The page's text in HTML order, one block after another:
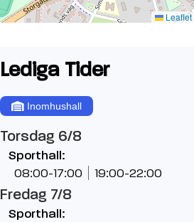
Leaflet
Lediga Tider
Inomhushall
Torsdag 6/8
Sporthall:
08:00-17:00 19:00-22:00
Fredag 7/8
Sporthall: